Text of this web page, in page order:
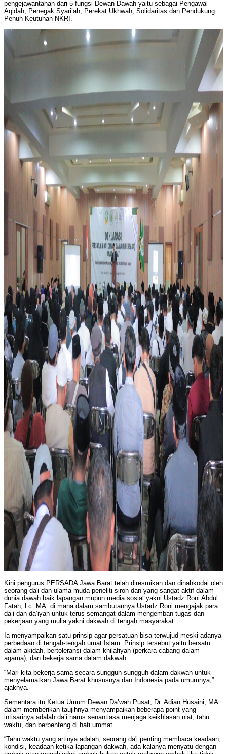
pengejawantahan dari 5 fungsi Dewan Dawah yaitu sebagai Pengawal
Aqidah, Penegak Syari’ah, Perekat Ukhwah, Solidaritas dan Pendukung
Penuh Keutuhan NKRI.
Kini pengurus PERSADA Jawa Barat telah diresmikan dan dinahkodai oleh
seorang da'i dan ulama muda peneliti siroh dan yang sangat aktif dalam
dunia dawah baik lapangan mupun media sosial yakni Ustadz Roni Abdul
Fatah, Lc. MA. di mana dalam sambutannya Ustadz Roni mengajak para
da’i dan da’iyah untuk terus semangat dalam mengemban tugas dan
pekerjaan yang mulia yakni dakwah di tengah masyarakat.
Ia menyampaikan satu prinsip agar persatuan bisa terwujud meski adanya
perbedaan di tengah-tengah umat Islam. Prinsip tersebut yaitu bersatu
dalam akidah, bertoleransi dalam khilafiyah (perkara cabang dalam
agama), dan bekerja sama dalam dakwah.
“Mari kita bekerja sama secara sungguh-sungguh dalam dakwah untuk
menyelamatkan Jawa Barat khususnya dan Indonesia pada umumnya,”
ajaknya.
Sementara itu Ketua Umum Dewan Da’wah Pusat, Dr. Adian Husaini, MA
dalam memberikan taujihnya menyampaikan beberapa point yang
intisarinya adalah da’i harus senantiasa menjaga keikhlasan niat, tahu
waktu, dan berbenteng di hati ummat.
“Tahu waktu yang artinya adalah, seorang da'i penting membaca keadaan,
kondisi, keadaan ketika lapangan dakwah, ada kalanya menyatu dengan